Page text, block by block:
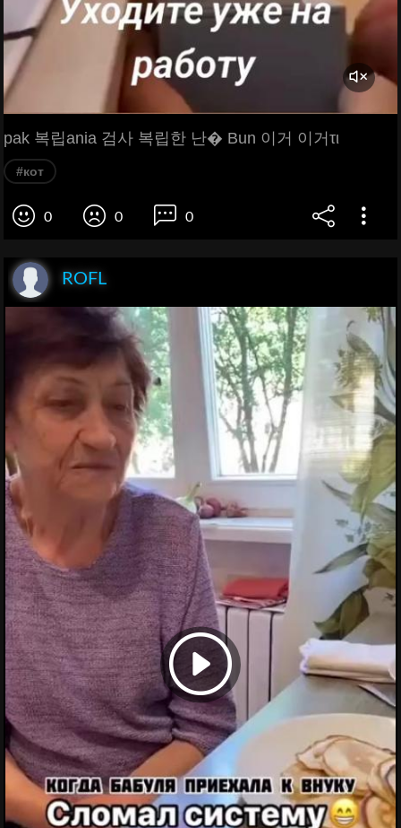
pak 복립ania 검사 복립한 난� Bun 이거 이거τι
#кот
0 0 0
ROFL